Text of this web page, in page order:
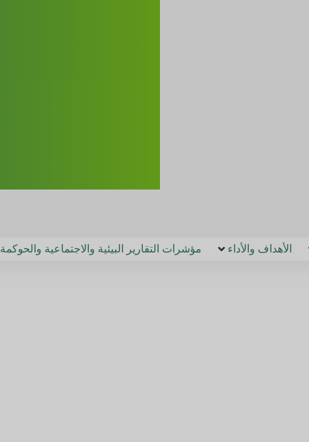
الأهداف والأداء مؤشرات التقارير البيئية والاجتماعية والحوكمة